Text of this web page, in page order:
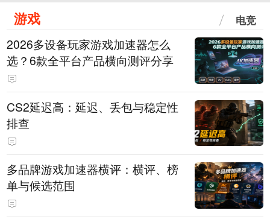
游戏 电竞
2026多设备玩家游戏加速器怎么
选？6款全平台产品横向测评分享
CS2延迟高：延迟、丢包与稳定性
排查
多品牌游戏加速器横评：横评、榜
单与候选范围